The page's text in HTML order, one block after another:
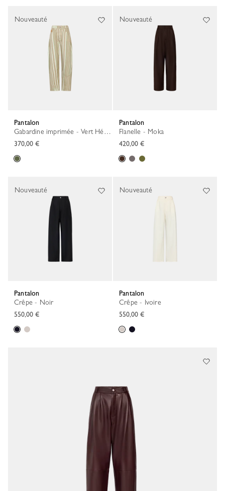
Pantalon
Gabardine imprimée - Vert Héritage
370,00 €
Nouveauté
Pantalon
Flanelle - Moka
420,00 €
Nouveauté
Pantalon
Crêpe - Noir
550,00 €
Nouveauté
Pantalon
Crêpe - Ivoire
550,00 €
Nouveauté